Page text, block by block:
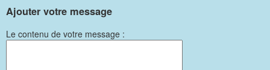
Ajouter votre message
Le contenu de votre message :